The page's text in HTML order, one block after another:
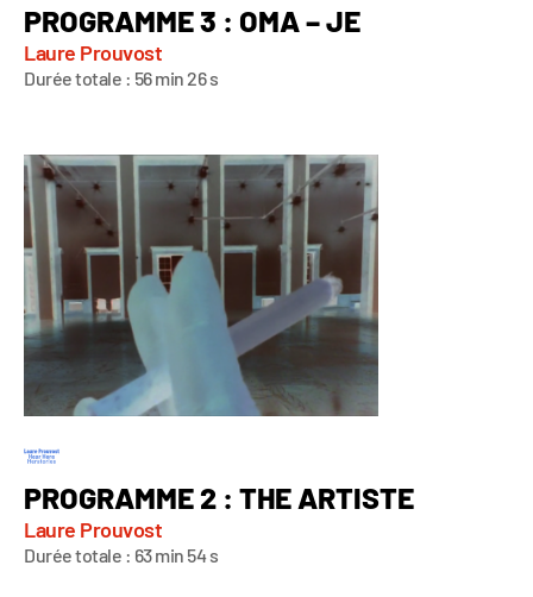
PROGRAMME 3 : OMA – JE
Laure Prouvost
Durée totale : 56 min 26 s
PROGRAMME 2 : THE ARTISTE
Laure Prouvost
Durée totale : 63 min 54 s